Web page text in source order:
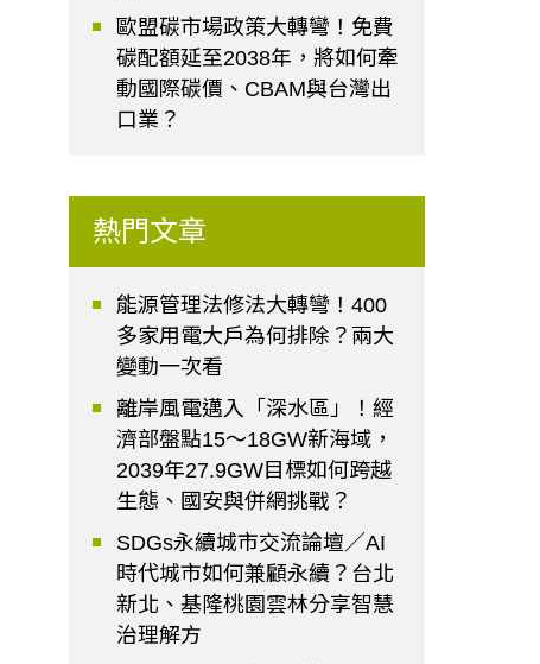
歐盟碳市場政策大轉彎！免費
碳配額延至2038年，將如何牽
動國際碳價、CBAM與台灣出
口業？
熱門文章
能源管理法修法大轉彎！400
多家用電大戶為何排除？兩大
變動一次看
離岸風電邁入「深水區」！經
濟部盤點15～18GW新海域，
2039年27.9GW目標如何跨越
生態、國安與併網挑戰？
SDGs永續城市交流論壇／AI
時代城市如何兼顧永續？台北
新北、基隆桃園雲林分享智慧
治理解方